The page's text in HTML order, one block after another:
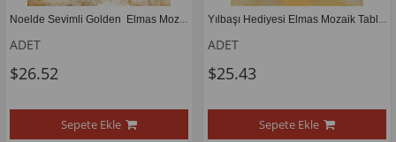
Noelde Sevimli Golden  Elmas Mozaik Tablo  43x56 cm
ADET
$26.52
Sepete Ekle
Yılbaşı Hediyesi Elmas Mozaik Tablo Yılbaşı Serisi 41x56 cm
ADET
$25.43
Sepete Ekle